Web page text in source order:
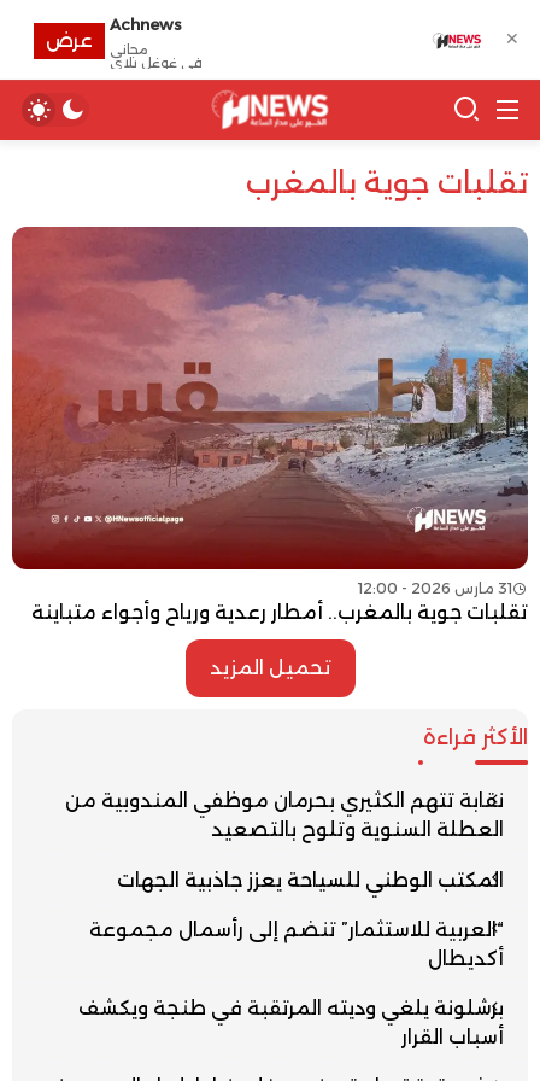
تقلبات جوية بالمغرب
31 مارس 2026 - 12:00
تقلبات جوية بالمغرب.. أمطار رعدية ورياح وأجواء متباينة
تحميل المزيد
الأكثر قراءة
نقابة تتهم الكثيري بحرمان موظفي المندوبية من
العطلة السنوية وتلوح بالتصعيد
المكتب الوطني للسياحة يعزز جاذبية الجهات
“العربية للاستثمار” تنضم إلى رأسمال مجموعة
أكديطال
برشلونة يلغي وديته المرتقبة في طنجة ويكشف
أسباب القرار
✕
Achnews
مجانى
في غوغل بلاي
عرض